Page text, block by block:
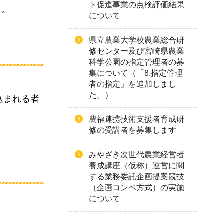
まれる者
ト促進事業の点検評価結果
について
県立農業大学校農業総合研
修センター及び宮崎県農業
科学公園の指定管理者の募
集について（「8.指定管理
者の指定」を追加しまし
た。）
農福連携技術支援者育成研
修の受講者を募集します
みやざき次世代農業経営者
養成講座（仮称）運営に関
する業務委託企画提案競技
（企画コンペ方式）の実施
について